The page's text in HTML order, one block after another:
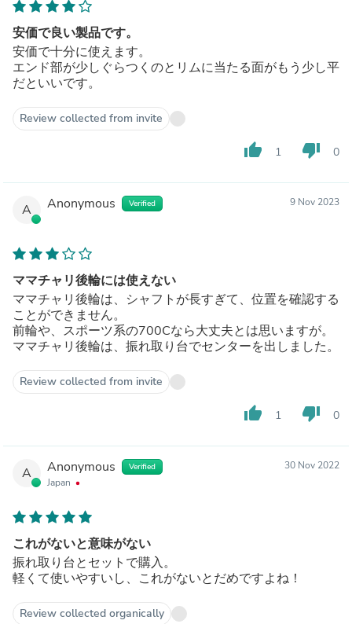
安価で良い製品です。
安価で十分に使えます。
エンド部が少しぐらつくのとリムに当たる面がもう少し平
だといいです。
Review collected from invite
thumb_up 1 thumb_down 0
A Anonymous Verified 9 Nov 2023
ママチャリ後輪には使えない
ママチャリ後輪は、シャフトが長すぎて、位置を確認する
ことができません。
前輪や、スポーツ系の700Cなら大丈夫とは思いますが。
ママチャリ後輪は、振れ取り台でセンターを出しました。
Review collected from invite
thumb_up 1 thumb_down 0
A Anonymous Verified
Japan
30 Nov 2022
これがないと意味がない
振れ取り台とセットで購入。
軽くて使いやすいし、これがないとだめですよね！
Review collected organically